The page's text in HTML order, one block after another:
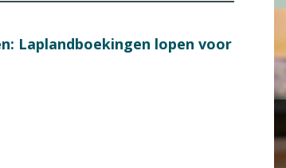
Laplandboekingen lopen voor